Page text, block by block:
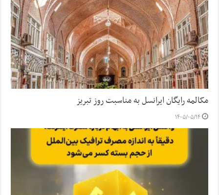
مکالمه رایگان ایرانسل به مناسبت روز تبریز
۱۴۰۵/۰۵/۱۴